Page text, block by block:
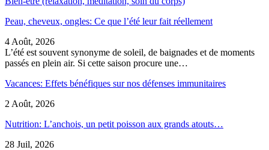
Peau, cheveux, ongles: Ce que l’été leur fait réellement
4 Août, 2026
L’été est souvent synonyme de soleil, de baignades et de moments
passés en plein air. Si cette saison procure une…
Vacances: Effets bénéfiques sur nos défenses immunitaires
2 Août, 2026
Nutrition: L’anchois, un petit poisson aux grands atouts…
28 Juil, 2026